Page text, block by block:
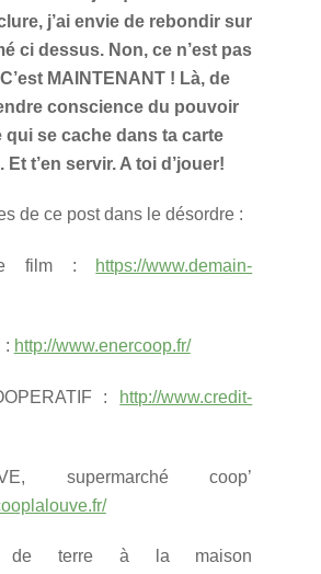
j’ai envie de rebondir sur
ci dessus. Non, ce n’est pas
MAINTENANT ! Là, de
conscience du pouvoir
qui se cache dans ta carte
Et t’en servir. A toi d’jouer!
de ce post dans le désordre :
le film :
https://www.demain-
: http://www.enercoop.fr/
:
http://www.credit-
supermarché coop’
de terre à la maison